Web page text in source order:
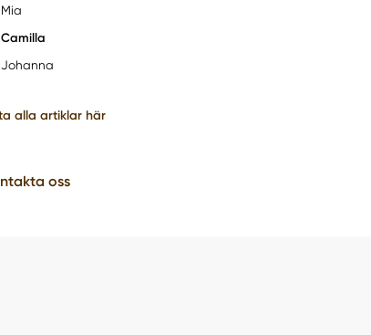
Mia
Camilla
Johanna
alla artiklar här
oss